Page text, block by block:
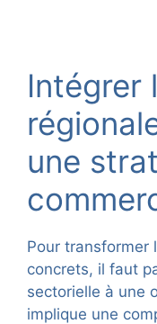
Intégrer
une
Pour transformer
concrets, il faut
sectorielle à une
implique une